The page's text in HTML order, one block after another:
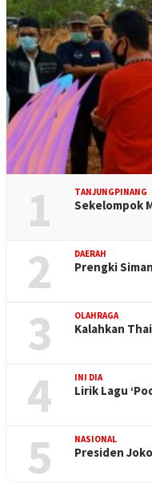
1 TANJUNGPINANG
Sekelompok
2 DAERAH
Prengki
3 OLAHRAGA
Kalahkan
4 INI DIA
Lirik Lagu
5 NASIONAL
Presiden